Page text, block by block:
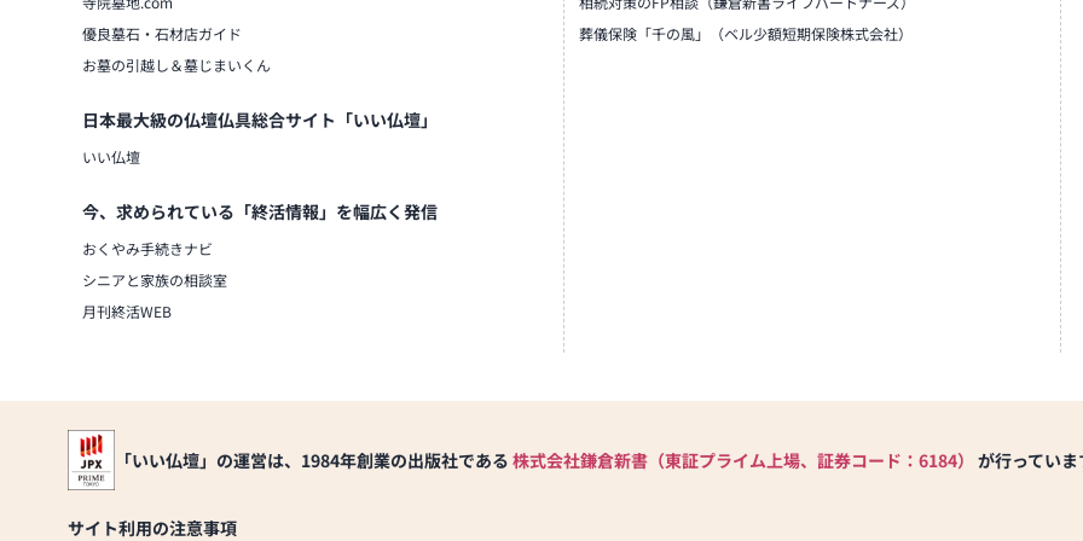
優良墓石・石材店ガイド
お墓の引越し＆墓じまいくん
日本最大級の仏壇仏具総合サイト「いい仏壇」
いい仏壇
今、求められている「終活情報」を幅広く発信
おくやみ手続きナビ
シニアと家族の相談室
月刊終活WEB
葬儀保険「千の風」（ベル少額短期保険株式会社）
「いい仏壇」の運営は、1984年創業の出版社である 株式会社鎌倉新書（東証プライム上場、証券コード：6184） が行っていま
サイト利用の注意事項